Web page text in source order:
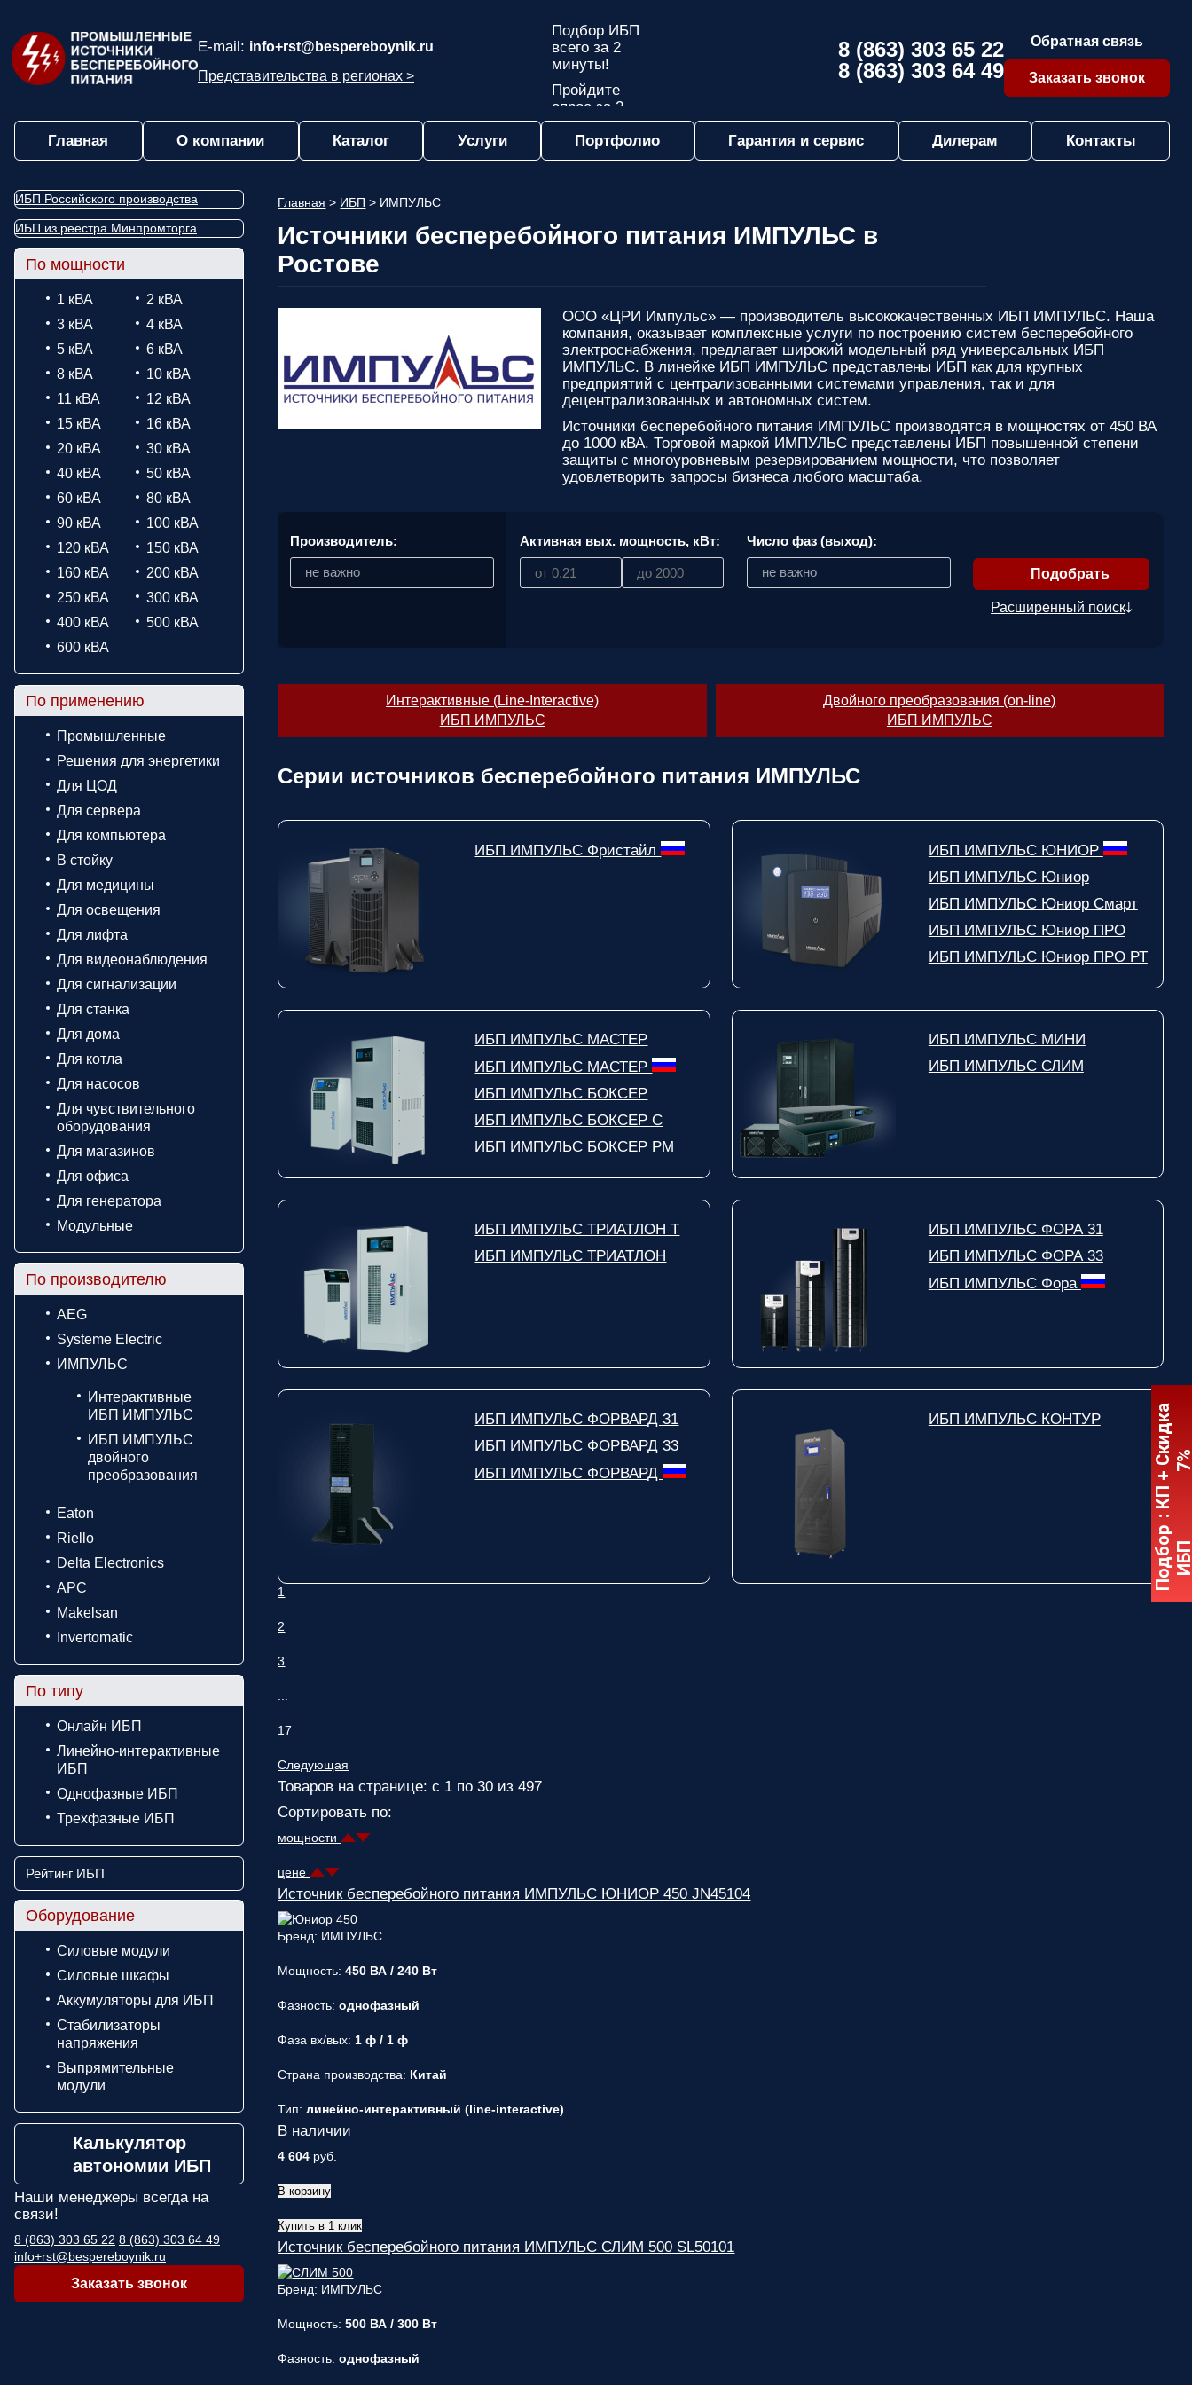
E-mail: info+rst@bespereboynik.ru
Представительства в регионах >
8 (863) 303 65 22
8 (863) 303 64 49
Обратная связь
Заказать звонок
Главная О компании Каталог Услуги Портфолио Гарантия и сервис Дилерам Контакты
ИБП Российского производства
ИБП из реестра Минпромторга
По мощности
1 кВА
2 кВА
3 кВА
4 кВА
5 кВА
6 кВА
8 кВА
10 кВА
11 кВА
12 кВА
15 кВА
16 кВА
20 кВА
30 кВА
40 кВА
50 кВА
60 кВА
80 кВА
90 кВА
100 кВА
120 кВА
150 кВА
160 кВА
200 кВА
250 кВА
300 кВА
400 кВА
500 кВА
600 кВА
По применению
Промышленные
Решения для энергетики
Для ЦОД
Для сервера
Для компьютера
В стойку
Для медицины
Для освещения
Для лифта
Для видеонаблюдения
Для сигнализации
Для станка
Для дома
Для котла
Для насосов
Для чувствительного
оборудования
Для магазинов
Для офиса
Для генератора
Модульные
По производителю
AEG
Systeme Electric
ИМПУЛЬС
Интерактивные
ИБП ИМПУЛЬС
ИБП ИМПУЛЬС
двойного
преобразования
Eaton
Riello
Delta Electronics
APC
Makelsan
Invertomatic
По типу
Онлайн ИБП
Линейно-интерактивные
ИБП
Однофазные ИБП
Трехфазные ИБП
Рейтинг ИБП
Оборудование
Силовые модули
Силовые шкафы
Аккумуляторы для ИБП
Стабилизаторы
напряжения
Выпрямительные
модули
Калькулятор
автономии ИБП
Наши менеджеры всегда на
связи!
8 (863) 303 65 22 8 (863) 303 64 49
info+rst@bespereboynik.ru
Заказать звонок
Главная > ИБП > ИМПУЛЬС
Источники бесперебойного питания ИМПУЛЬС в
Ростове
ООО «ЦРИ Импульс» — производитель высококачественных ИБП ИМПУЛЬС. Наша
компания, оказывает комплексные услуги по построению систем бесперебойного
электроснабжения, предлагает широкий модельный ряд универсальных ИБП
ИМПУЛЬС. В линейке ИБП ИМПУЛЬС представлены ИБП как для крупных
предприятий с централизованными системами управления, так и для
децентрализованных и автономных систем.
Источники бесперебойного питания ИМПУЛЬС производятся в мощностях от 450 ВА
до 1000 кВА. Торговой маркой ИМПУЛЬС представлены ИБП повышенной степени
защиты с многоуровневым резервированием мощности, что позволяет
удовлетворить запросы бизнеса любого масштаба.
Производитель:
не важно
Активная вых. мощность, кВт: Число фаз (выход):
не важно
Расширенный поиск
Интерактивные (Line-Interactive)
ИБП ИМПУЛЬС
Двойного преобразования (on-line)
ИБП ИМПУЛЬС
Серии источников бесперебойного питания ИМПУЛЬС
ИБП ИМПУЛЬС Фристайл
ИБП ИМПУЛЬС ЮНИОР
ИБП ИМПУЛЬС Юниор
ИБП ИМПУЛЬС Юниор Смарт
ИБП ИМПУЛЬС Юниор ПРО
ИБП ИМПУЛЬС Юниор ПРО РТ
ИБП ИМПУЛЬС МАСТЕР
ИБП ИМПУЛЬС МАСТЕР
ИБП ИМПУЛЬС БОКСЕР
ИБП ИМПУЛЬС БОКСЕР С
ИБП ИМПУЛЬС БОКСЕР РМ
ИБП ИМПУЛЬС МИНИ
ИБП ИМПУЛЬС СЛИМ
ИБП ИМПУЛЬС ТРИАТЛОН Т
ИБП ИМПУЛЬС ТРИАТЛОН
ИБП ИМПУЛЬС ФОРА 31
ИБП ИМПУЛЬС ФОРА 33
ИБП ИМПУЛЬС Фора
ИБП ИМПУЛЬС ФОРВАРД 31
ИБП ИМПУЛЬС ФОРВАРД 33
ИБП ИМПУЛЬС ФОРВАРД
ИБП ИМПУЛЬС КОНТУР
1
2
3
17
Следующая
Товаров на странице: с 1 по 30 из 497
Сортировать по:
мощности
цене
Источник бесперебойного питания ИМПУЛЬС ЮНИОР 450 JN45104
Бренд: ИМПУЛЬС
Мощность:450 ВА / 240 Вт
Фазность:однофазный
Фаза вх/вых: 1 ф / 1 ф
Страна производства: Китай
Тип:линейно-интерактивный (line-interactive)
В наличии
4 604 руб.
В корзину
Купить в 1 клик
Источник бесперебойного питания ИМПУЛЬС СЛИМ 500 SL50101
Бренд: ИМПУЛЬС
Мощность:500 ВА / 300 Вт
Фазность:однофазный
Подбор
:
К
П
+
С
к
и
д
к
а
7
Подбор ИБП
всего за 2
минуты!
Пройдите
опрос за 2
минуты
и узнайте,
какой ИБП
Пройдите
опрос и вы
ИБПс
ценами,
учитывая
только
важные для
вас
параметры!
Персональную
скидку до
7%!
расчет
стоимости
монтажных
работ и
персонального
менеджера,
вопрос и
Вопрос
Трехфазные
(380В)
Назад